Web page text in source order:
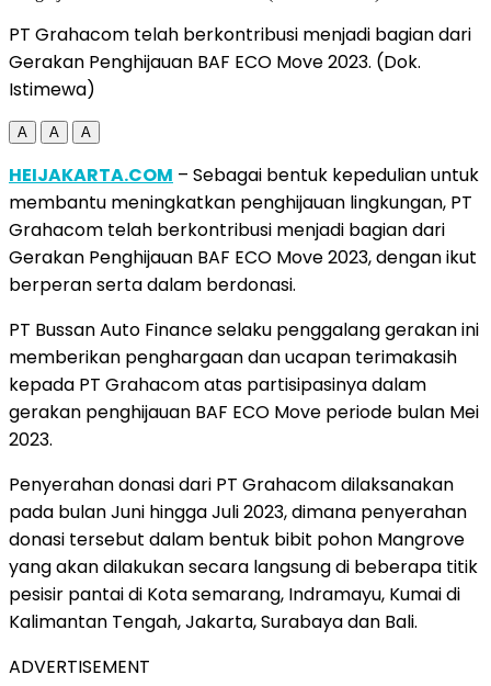
PT Grahacom telah berkontribusi menjadi bagian dari
Gerakan Penghijauan BAF ECO Move 2023. (Dok.
Istimewa)
A A A
HEIJAKARTA.COM – Sebagai bentuk kepedulian untuk
membantu meningkatkan penghijauan lingkungan, PT
Grahacom telah berkontribusi menjadi bagian dari
Gerakan Penghijauan BAF ECO Move 2023, dengan ikut
berperan serta dalam berdonasi.
PT Bussan Auto Finance selaku penggalang gerakan ini
memberikan penghargaan dan ucapan terimakasih
kepada PT Grahacom atas partisipasinya dalam
gerakan penghijauan BAF ECO Move periode bulan Mei
2023.
Penyerahan donasi dari PT Grahacom dilaksanakan
pada bulan Juni hingga Juli 2023, dimana penyerahan
donasi tersebut dalam bentuk bibit pohon Mangrove
yang akan dilakukan secara langsung di beberapa titik
pesisir pantai di Kota semarang, Indramayu, Kumai di
Kalimantan Tengah, Jakarta, Surabaya dan Bali.
ADVERTISEMENT